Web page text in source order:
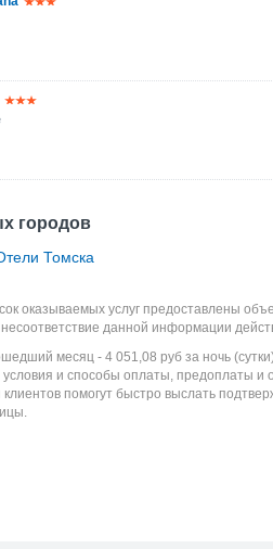
городов
Томска
оказываемых услуг предоставлены
данной информации
месяц - 4 051,08 руб за ночь
и способы оплаты, предоплаты и
помогут быстро выслать